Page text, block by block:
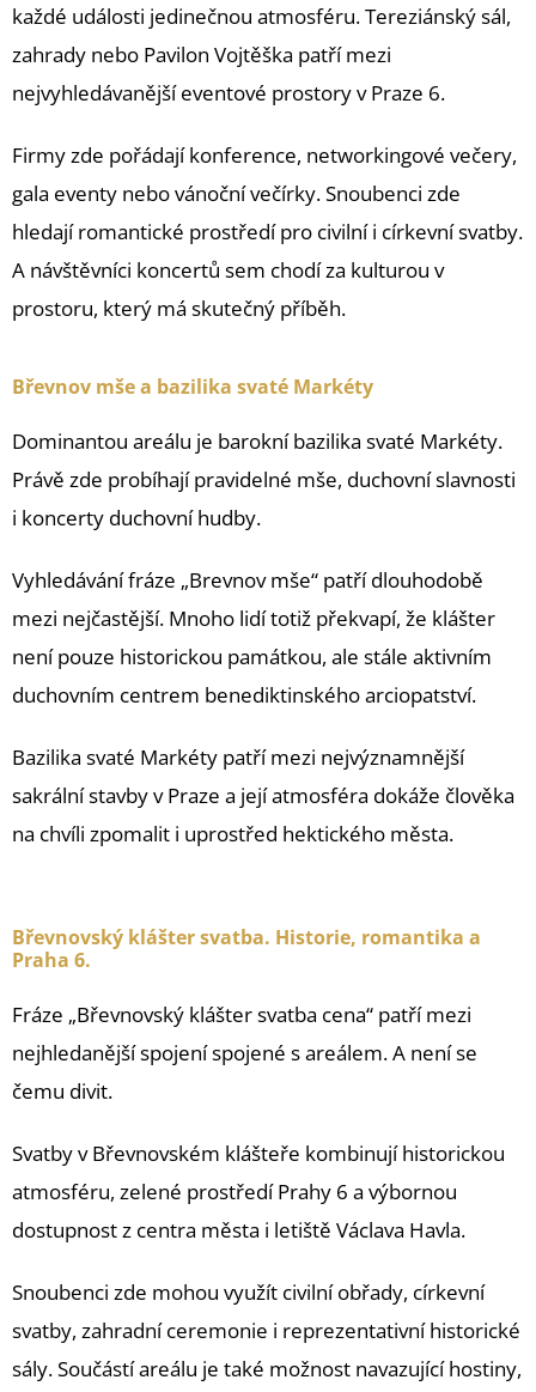
každé události jedinečnou atmosféru. Tereziánský sál,
zahrady nebo Pavilon Vojtěška patří mezi
nejvyhledávanější eventové prostory v Praze 6.
Firmy zde pořádají konference, networkingové večery,
gala eventy nebo vánoční večírky. Snoubenci zde
hledají romantické prostředí pro civilní i církevní svatby.
A návštěvníci koncertů sem chodí za kulturou v
prostoru, který má skutečný příběh.
Břevnov mše a bazilika svaté Markéty
Dominantou areálu je barokní bazilika svaté Markéty.
Právě zde probíhají pravidelné mše, duchovní slavnosti
i koncerty duchovní hudby.
Vyhledávání fráze „Brevnov mše“ patří dlouhodobě
mezi nejčastější. Mnoho lidí totiž překvapí, že klášter
není pouze historickou památkou, ale stále aktivním
duchovním centrem benediktinského arciopatství.
Bazilika svaté Markéty patří mezi nejvýznamnější
sakrální stavby v Praze a její atmosféra dokáže člověka
na chvíli zpomalit i uprostřed hektického města.
Břevnovský klášter svatba. Historie, romantika a
Praha 6.
Fráze „Břevnovský klášter svatba cena“ patří mezi
nejhledanější spojení spojené s areálem. A není se
čemu divit.
Svatby v Břevnovském klášteře kombinují historickou
atmosféru, zelené prostředí Prahy 6 a výbornou
dostupnost z centra města i letiště Václava Havla.
Snoubenci zde mohou využít civilní obřady, církevní
svatby, zahradní ceremonie i reprezentativní historické
sály. Součástí areálu je také možnost navazující hostiny,